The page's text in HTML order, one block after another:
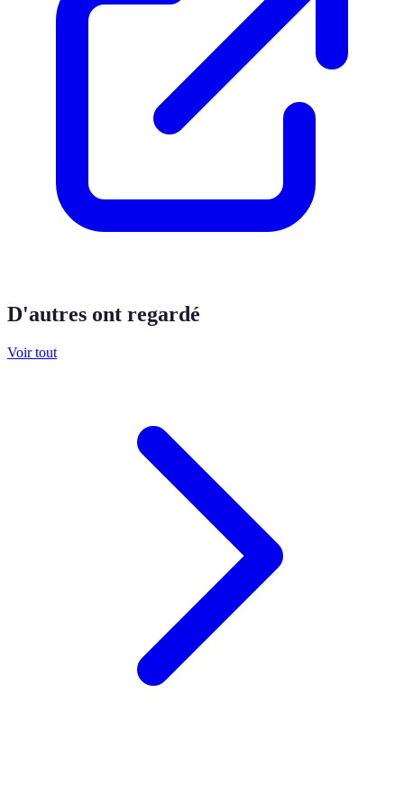
D'autres ont regardé
Voir tout